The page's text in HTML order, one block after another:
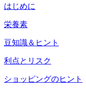
はじめに
栄養素
豆知識＆ヒント
利点とリスク
ショッピングのヒント